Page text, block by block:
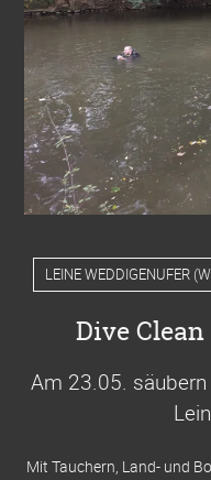
LEINE WEDDIGENUFER (
Dive
Am 23.05.
Mit Tauchern, Land- und